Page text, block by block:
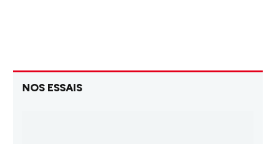
NOS ESSAIS